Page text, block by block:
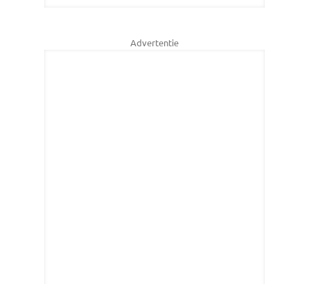
Advertentie